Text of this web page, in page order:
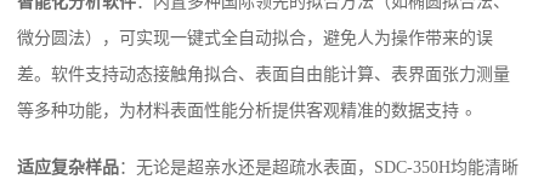
微分圆法），可实现一键式全自动拟合，避免人为操作带来的误
差。软件支持动态接触角拟合、表面自由能计算、表界面张力测量
等多种功能，为材料表面性能分析提供客观精准的数据支持 。
适应复杂样品：无论是超亲水还是超疏水表面，SDC-350H均能清晰